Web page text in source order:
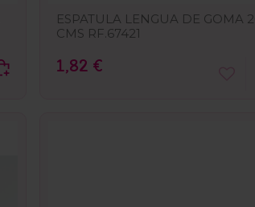
ESPATULA LENGUA DE GOMA
CMS RF.67421
1,82 €